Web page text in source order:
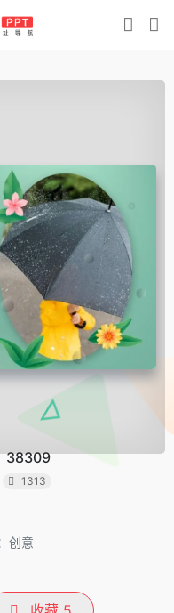
38309
1313
创意